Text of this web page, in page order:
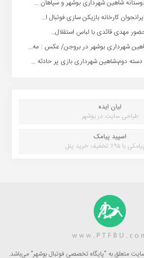
شاهین شهردارى بوشهر و سپاهان ...
کارخانه بازیکن سازی فوتبال ا...
مهدی قائدی با لباس استقلال...
شهرداری بوشهر در بروجن/ عکس : مه...
دوم،شاهین شهرداری بازی پر حادثه ...
لیان ایده
طراحی سایت در بوشهر
اسپید پیامک
۹۵٪ تخفیف خرید پنل
متعلق به "پایگاه تخصصی فوتبال بوشهر" می‌باشد.